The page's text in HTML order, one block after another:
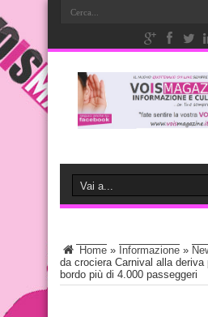
Home » Informazione »
da crociera Carnival alla deriva
bordo più di 4.000 passeggeri